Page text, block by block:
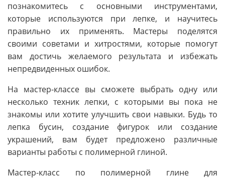
познакомитесь с основными инструментами,
которые используются при лепке, и научитесь
правильно их применять. Мастеры поделятся
своими советами и хитростями, которые помогут
вам достичь желаемого результата и избежать
непредвиденных ошибок.
На мастер-классе вы сможете выбрать одну или
несколько техник лепки, с которыми вы пока не
знакомы или хотите улучшить свои навыки. Будь то
лепка бусин, создание фигурок или создание
украшений, вам будет предложено различные
варианты работы с полимерной глиной.
Мастер-класс по полимерной глине для